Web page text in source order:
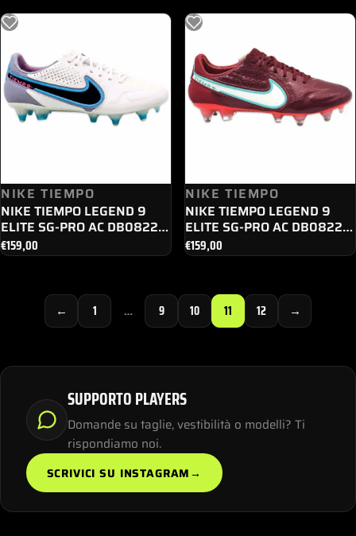
NIKE TIEMPO
NIKE TIEMPO LEGEND 9
ELITE SG-PRO AC DB0822 -
146
€159,00
NIKE TIEMPO
NIKE TIEMPO LEGEND 9
ELITE SG-PRO AC DB0822 -
616
€159,00
← 1 … 9 10 11 12 →
SUPPORTO PLAYERS
Domande su taglie, vestibilità o modelli? Ti
rispondiamo noi.
SCRIVICI SU INSTAGRAM→